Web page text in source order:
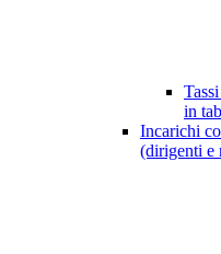
in
Incarichi
(dirigenti e